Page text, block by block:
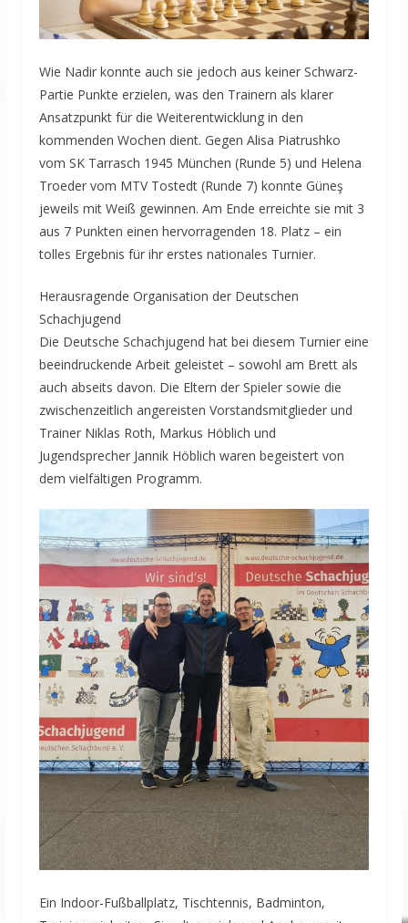
Wie Nadir konnte auch sie jedoch aus keiner Schwarz-
Partie Punkte erzielen, was den Trainern als klarer
Ansatzpunkt für die Weiterentwicklung in den
kommenden Wochen dient. Gegen Alisa Piatrushko
vom SK Tarrasch 1945 München (Runde 5) und Helena
Troeder vom MTV Tostedt (Runde 7) konnte Güneş
jeweils mit Weiß gewinnen. Am Ende erreichte sie mit 3
aus 7 Punkten einen hervorragenden 18. Platz – ein
tolles Ergebnis für ihr erstes nationales Turnier.
Herausragende Organisation der Deutschen
Schachjugend
Die Deutsche Schachjugend hat bei diesem Turnier eine
beeindruckende Arbeit geleistet – sowohl am Brett als
auch abseits davon. Die Eltern der Spieler sowie die
zwischenzeitlich angereisten Vorstandsmitglieder und
Trainer Niklas Roth, Markus Höblich und
Jugendsprecher Jannik Höblich waren begeistert von
dem vielfältigen Programm.
Ein Indoor-Fußballplatz, Tischtennis, Badminton,